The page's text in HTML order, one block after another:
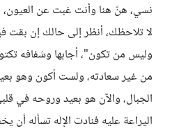
نسي، هنّ هنا وأنت غبت عن
لا تلاحظك، أنظر إلى حالك إن بقت
وليس من تكون"، أجابها وشفافه
من غير سعادته، ولست أكون وهو
الجبال، والآن هو بعيد وروحه في
اليراعة عليه فنادت الإله تسأله أن